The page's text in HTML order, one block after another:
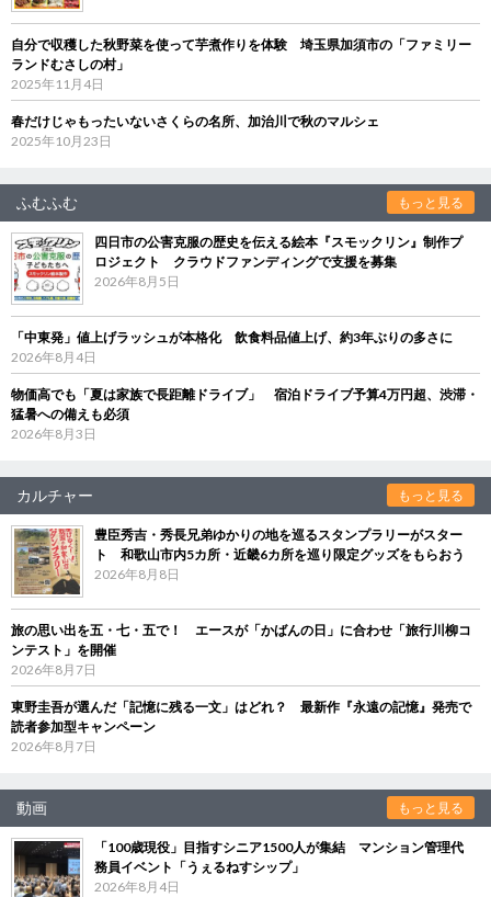
自分で収穫した秋野菜を使って芋煮作りを体験 埼玉県加須市の「ファミリー
ランドむさしの村」
2025年11月4日
春だけじゃもったいないさくらの名所、加治川で秋のマルシェ
2025年10月23日
ふむふむ もっと見る
四日市の公害克服の歴史を伝える絵本『スモックリン』制作プ
ロジェクト クラウドファンディングで支援を募集
2026年8月5日
「中東発」値上げラッシュが本格化 飲食料品値上げ、約3年ぶりの多さに
2026年8月4日
物価高でも「夏は家族で長距離ドライブ」 宿泊ドライブ予算4万円超、渋滞・
猛暑への備えも必須
2026年8月3日
カルチャー もっと見る
豊臣秀吉・秀長兄弟ゆかりの地を巡るスタンプラリーがスター
ト 和歌山市内5カ所・近畿6カ所を巡り限定グッズをもらおう
2026年8月8日
旅の思い出を五・七・五で！ エースが「かばんの日」に合わせ「旅行川柳コ
ンテスト」を開催
2026年8月7日
東野圭吾が選んだ「記憶に残る一文」はどれ？ 最新作『永遠の記憶』発売で
読者参加型キャンペーン
2026年8月7日
動画 もっと見る
「100歳現役」目指すシニア1500人が集結 マンション管理代
務員イベント「うぇるねすシップ」
2026年8月4日